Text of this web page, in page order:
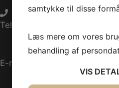
Telefon:
E-mail:
samtykke til disse
Læs mere om vores
behandling af
VIS